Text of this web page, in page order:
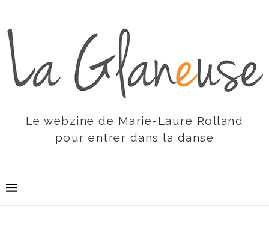
Le webzine de Marie-Laure Rolland
pour entrer dans la danse